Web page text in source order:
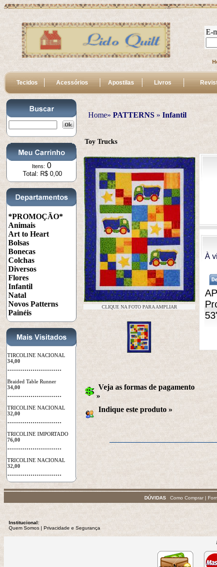
E-
Tecidos Acessórios Apostilas Livros
Itens: 0
Total: R$ 0,00
*PROMOÇÃO*
Animais
Art to Heart
Bolsas
Bonecas
Colchas
Diversos
Flores
Infantil
Natal
Novos Patterns
Painéis
TIRCOLINE NACIONAL
34,00
............................
Braided Table Runner
34,00
............................
TRICOLINE NACIONAL
32,00
............................
TRICOLINE IMPORTADO
76,00
............................
TRICOLINE NACIONAL
32,00
............................
Home»PATTERNS » Infantil
Toy Trucks
CLIQUE NA FOTO PARA AMPLIAR
À
Veja as formas de pagamento
»
Indique este produto »
DÚVIDAS Como Comprar |
Institucional:
Quem Somos | Privacidade e Segurança